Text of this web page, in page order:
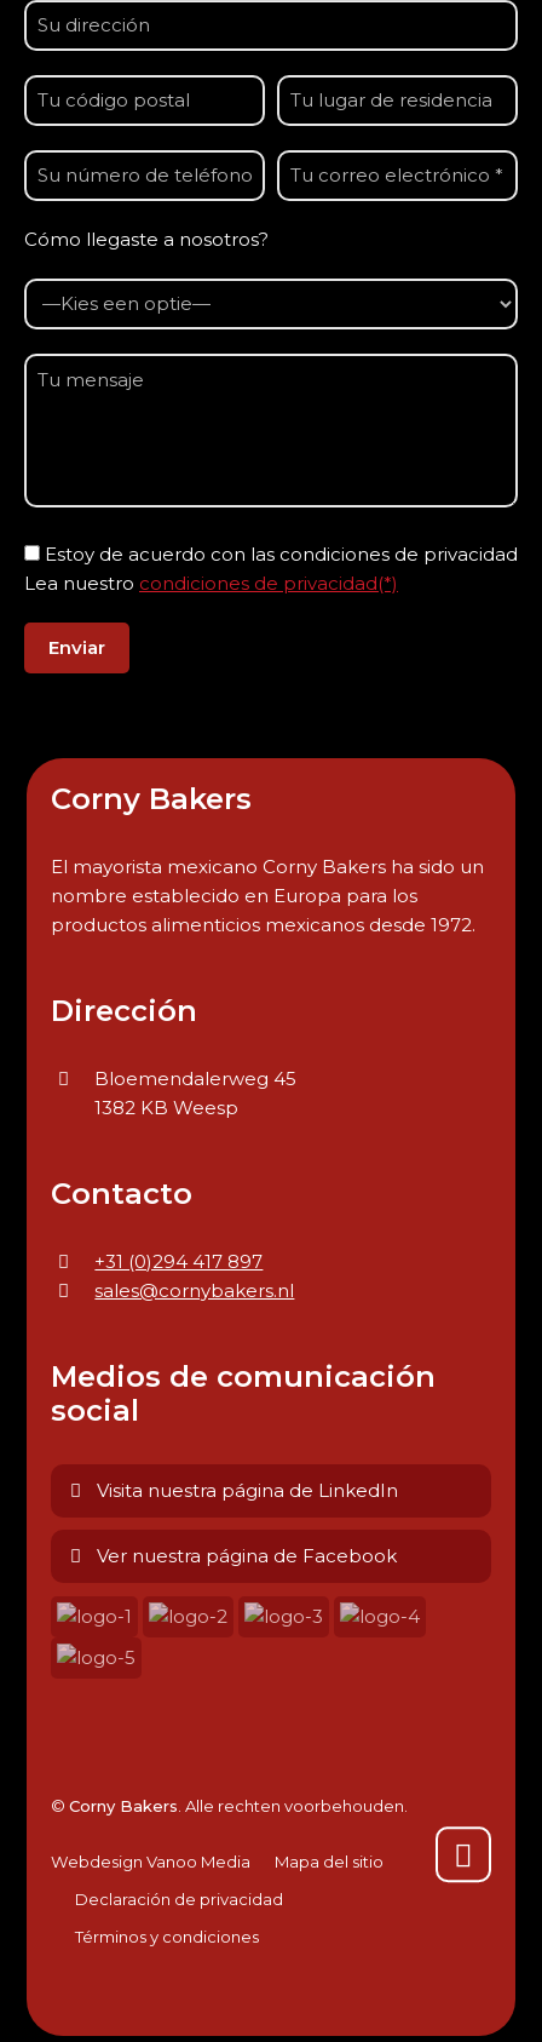
Cómo llegaste a nosotros?
Estoy de acuerdo con las condiciones de privacidad
Lea nuestro condiciones de privacidad(*)
Corny Bakers
El mayorista mexicano Corny Bakers ha sido un
nombre establecido en Europa para los
productos alimenticios mexicanos desde 1972.
Dirección
Bloemendalerweg 45
1382 KB Weesp
Contacto
+31 (0)294 417 897
sales@cornybakers.nl
Medios de comunicación
social
Visita nuestra página de LinkedIn
Ver nuestra página de Facebook
©Corny Bakers. Alle rechten voorbehouden.
Webdesign Vanoo Media
Mapa del sitio
Declaración de privacidad
Términos y condiciones